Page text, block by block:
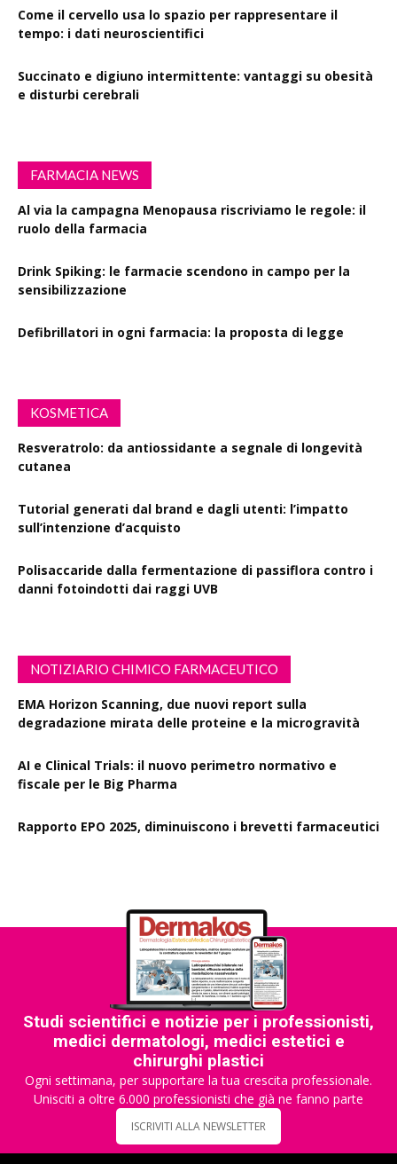
Come il cervello usa lo spazio per rappresentare il
tempo: i dati neuroscientifici
Succinato e digiuno intermittente: vantaggi su obesità
e disturbi cerebrali
FARMACIA NEWS
Al via la campagna Menopausa riscriviamo le regole: il
ruolo della farmacia
Drink Spiking: le farmacie scendono in campo per la
sensibilizzazione
Defibrillatori in ogni farmacia: la proposta di legge
KOSMETICA
Resveratrolo: da antiossidante a segnale di longevità
cutanea
Tutorial generati dal brand e dagli utenti: l’impatto
sull’intenzione d’acquisto
Polisaccaride dalla fermentazione di passiflora contro i
danni fotoindotti dai raggi UVB
NOTIZIARIO CHIMICO FARMACEUTICO
EMA Horizon Scanning, due nuovi report sulla
degradazione mirata delle proteine e la microgravità
AI e Clinical Trials: il nuovo perimetro normativo e
fiscale per le Big Pharma
Rapporto EPO 2025, diminuiscono i brevetti farmaceutici
Studi scientifici e notizie per i professionisti,
medici dermatologi, medici estetici e
chirurghi plastici
Ogni settimana, per supportare la tua crescita professionale.
Unisciti a oltre 6.000 professionisti che già ne fanno parte
ISCRIVITI ALLA NEWSLETTER